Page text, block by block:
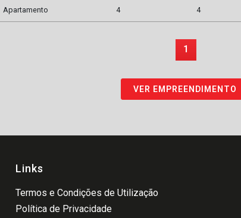
Apartamento 4 4
1
VER EMPREENDIMENTO
Links
Termos e Condições de Utilização
Política de Privacidade